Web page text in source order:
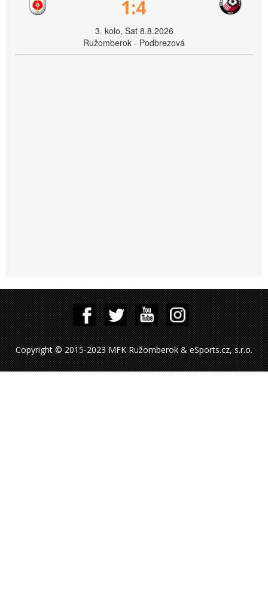
1:4
3. kolo, Sat 8.8.2026
Ružomberok - Podbrezová
Copyright © 2015-2023 MFK Ružomberok & eSports.cz, s.r.o.